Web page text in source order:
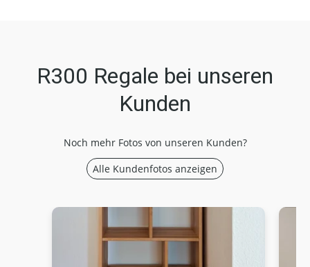
R300 Regale bei unseren
Kunden
Noch mehr Fotos von unseren Kunden?
Alle Kundenfotos anzeigen